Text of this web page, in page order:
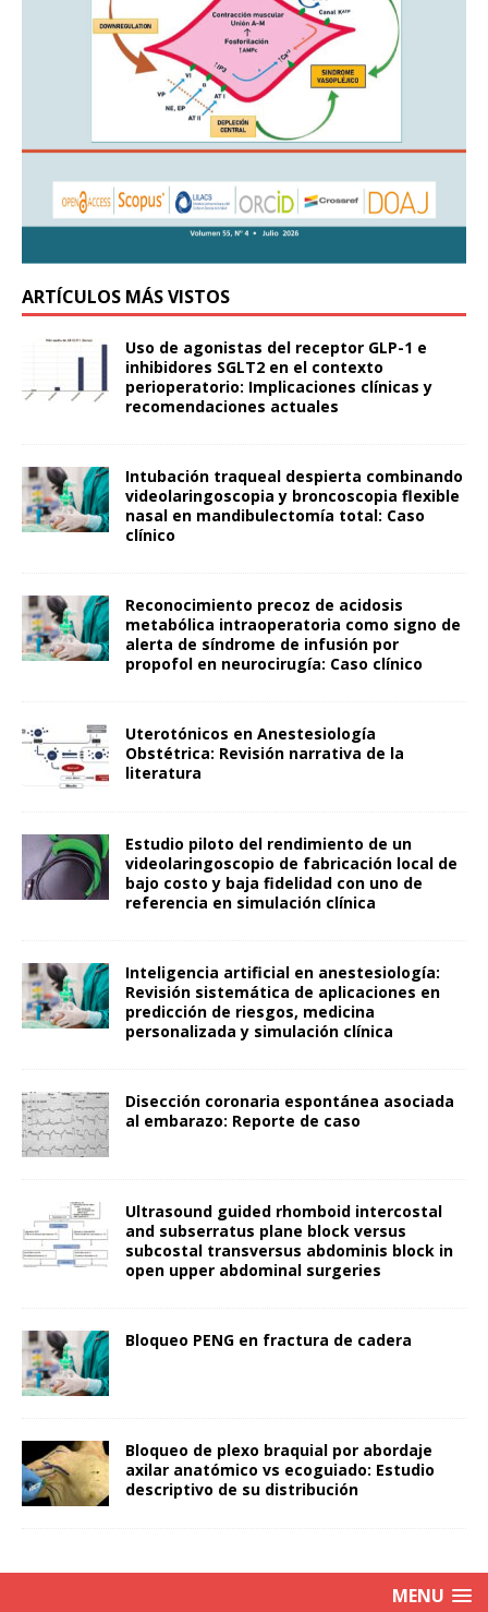
ARTÍCULOS MÁS VISTOS
Uso de agonistas del receptor GLP-1 e
inhibidores SGLT2 en el contexto
perioperatorio: Implicaciones clínicas y
recomendaciones actuales
Intubación traqueal despierta combinando
videolaringoscopia y broncoscopia flexible
nasal en mandibulectomía total: Caso
clínico
Reconocimiento precoz de acidosis
metabólica intraoperatoria como signo de
alerta de síndrome de infusión por
propofol en neurocirugía: Caso clínico
Uterotónicos en Anestesiología
Obstétrica: Revisión narrativa de la
literatura
Estudio piloto del rendimiento de un
videolaringoscopio de fabricación local de
bajo costo y baja fidelidad con uno de
referencia en simulación clínica
Inteligencia artificial en anestesiología:
Revisión sistemática de aplicaciones en
predicción de riesgos, medicina
personalizada y simulación clínica
Disección coronaria espontánea asociada
al embarazo: Reporte de caso
Ultrasound guided rhomboid intercostal
and subserratus plane block versus
subcostal transversus abdominis block in
open upper abdominal surgeries
Bloqueo PENG en fractura de cadera
Bloqueo de plexo braquial por abordaje
axilar anatómico vs ecoguiado: Estudio
descriptivo de su distribución
MENU